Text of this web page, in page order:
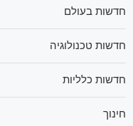
חדשות בעולם
חדשות טכנולוגיה
חדשות כלליות
חינוך